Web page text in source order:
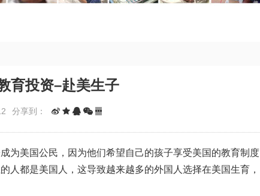
育投资–赴美生子
分享到：
为美国公民，因为他们希望自己的孩子享受美国的教育制度
人都是美国人，这导致越来越多的外国人选择在美国生育，